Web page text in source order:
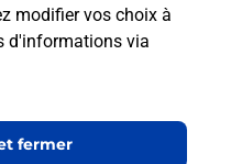
modifier vos choix à
d'informations via
fermer